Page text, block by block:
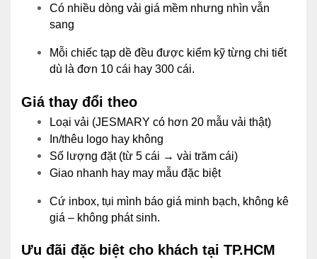
Có nhiều dòng vải giá mềm nhưng nhìn vẫn
sang
Mỗi chiếc tạp dề đều được kiểm kỹ từng chi tiết
dù là đơn 10 cái hay 300 cái.
Giá thay đổi theo
Loại vải (JESMARY có hơn 20 mẫu vải thật)
In/thêu logo hay không
Số lượng đặt (từ 5 cái → vài trăm cái)
Giao nhanh hay may mẫu đặc biệt
Cứ inbox, tụi mình báo giá minh bạch, không kê
giá – không phát sinh.
Ưu đãi đặc biệt cho khách tại TP.HCM